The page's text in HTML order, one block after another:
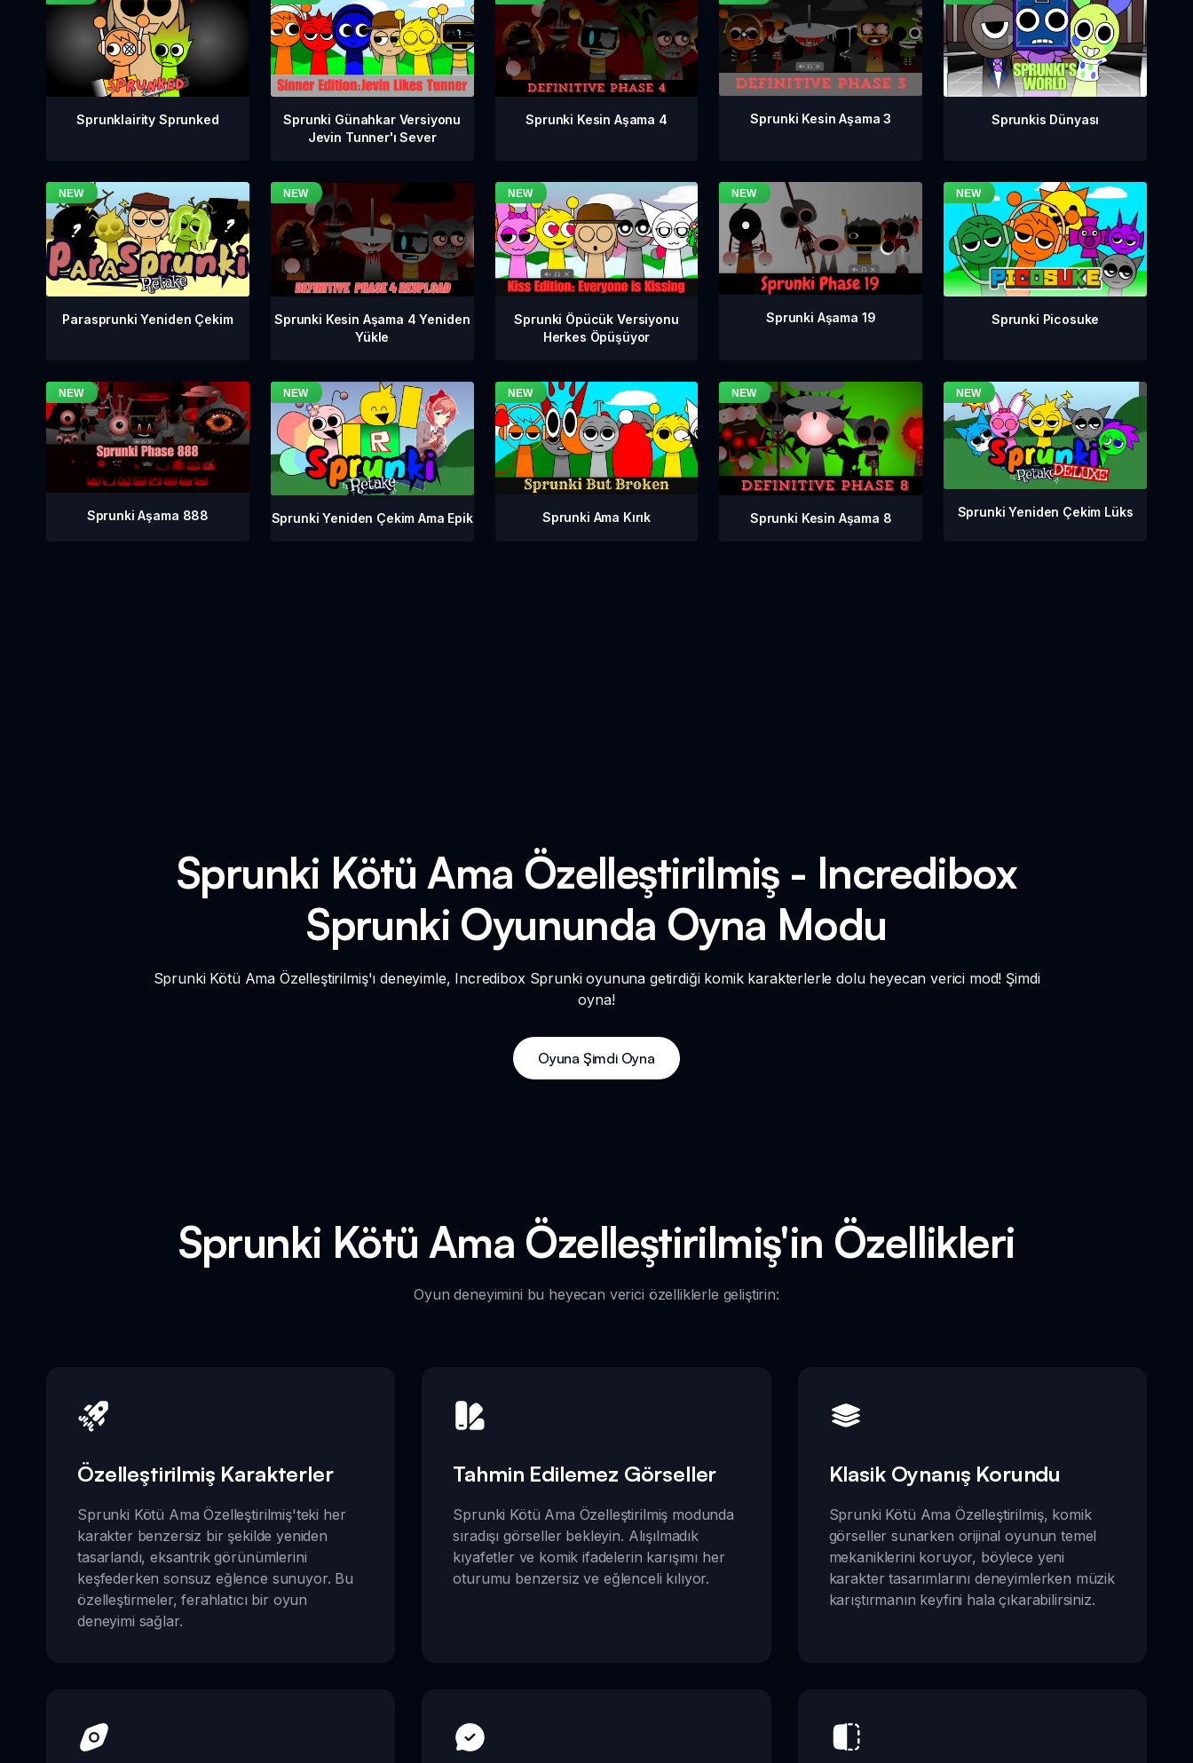
Sprunklairity Sprunked
Sprunki Günahkar Versiyonu
Jevin Tunner'ı Sever
Sprunki Kesin Aşama 4 Sprunki Kesin Aşama 3 Sprunkis Dünyası
Parasprunki Yeniden Çekim
Sprunki Kesin Aşama 4 Yeniden
Yükle
Sprunki Öpücük Versiyonu
Herkes Öpüşüyor
Sprunki Aşama 19 Sprunki Picosuke
Sprunki Aşama 888 Sprunki Yeniden Çekim Ama Epik Sprunki Ama Kırık Sprunki Kesin Aşama 8 Sprunki Yeniden Çekim Lüks
Sprunki Kötü Ama Özelleştirilmiş - Incredibox
Sprunki Oyununda Oyna Modu
Sprunki Kötü Ama Özelleştirilmiş'ı deneyimle, Incredibox Sprunki oyununa getirdiği komik karakterlerle dolu heyecan verici mod! Şimdi
oyna!
Oyuna Şimdi Oyna
Sprunki Kötü Ama Özelleştirilmiş'in Özellikleri
Oyun deneyimini bu heyecan verici özelliklerle geliştirin:
Özelleştirilmiş Karakterler
Sprunki Kötü Ama Özelleştirilmiş'teki her
karakter benzersiz bir şekilde yeniden
tasarlandı, eksantrik görünümlerini
keşfederken sonsuz eğlence sunuyor. Bu
özelleştirmeler, ferahlatıcı bir oyun
deneyimi sağlar.
Tahmin Edilemez Görseller
Sprunki Kötü Ama Özelleştirilmiş modunda
sıradışı görseller bekleyin. Alışılmadık
kıyafetler ve komik ifadelerin karışımı her
oturumu benzersiz ve eğlenceli kılıyor.
Klasik Oynanış Korundu
Sprunki Kötü Ama Özelleştirilmiş, komik
görseller sunarken orijinal oyunun temel
mekaniklerini koruyor, böylece yeni
karakter tasarımlarını deneyimlerken müzik
karıştırmanın keyfini hala çıkarabilirsiniz.